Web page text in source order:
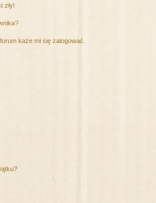
zły!
każe mi się zalogować.